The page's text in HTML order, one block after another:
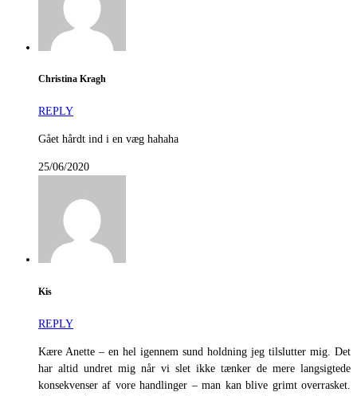
Christina Kragh
REPLY
Gået hårdt ind i en væg hahaha
25/06/2020
Kis
REPLY
Kære Anette – en hel igennem sund holdning jeg tilslutter mig. Det
har altid undret mig når vi slet ikke tænker de mere langsigtede
konsekvenser af vore handlinger – man kan blive grimt overrasket.